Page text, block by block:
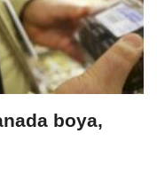
boya,